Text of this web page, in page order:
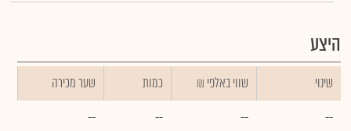
היצע
שינוי ₪ שווי באלפי כמות
שער מכירה
--
--
--
--